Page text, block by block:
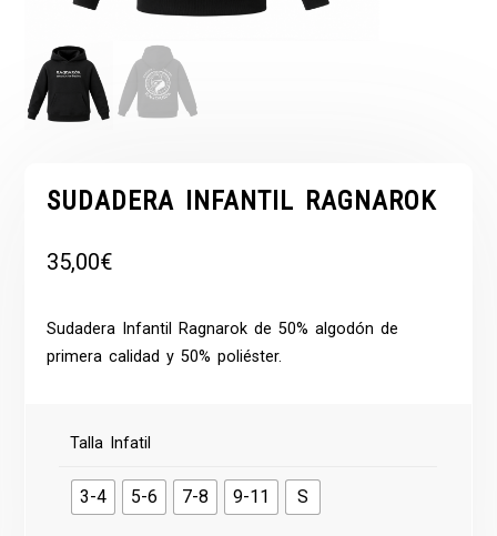
SUDADERA INFANTIL RAGNAROK
35,00€
Sudadera Infantil Ragnarok de 50% algodón de
primera calidad y 50% poliéster.
Talla Infatil
3-4 5-6 7-8 9-11 S